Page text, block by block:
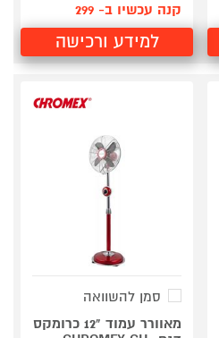
קנה עכשיו ב- 299
למידע ורכישה
סמן להשוואה
מאוורר עמוד "12 כרומקס